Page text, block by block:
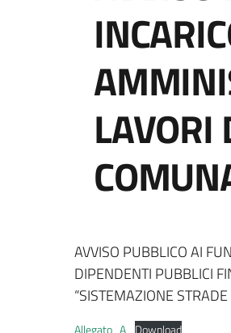
LAVORI
AVVISO PUBBLICO AI
DIPENDENTI PUBBLICI
“SISTEMAZIONE